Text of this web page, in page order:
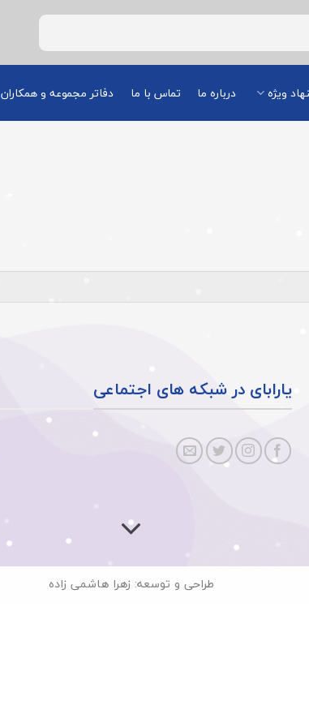
ویژه درباره ما تماس با ما دفاتر مجموعه و همکاران
یارابای در شبکه های اجتماعی
طراحی و توسعه: زهرا هاشمی زاده